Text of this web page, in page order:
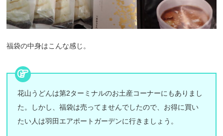
福袋の中身はこんな感じ。
花山うどんは第2ターミナルのお土産コーナーにもありまし
た。しかし、福袋は売ってませんでしたので、お得に買い
たい人は羽田エアポートガーデンに行きましょう。